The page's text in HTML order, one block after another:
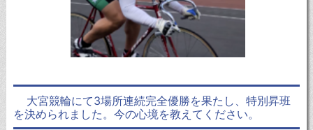
大宮競輪にて3場所連続完全優勝を果たし、特別昇班
を決められました。今の心境を教えてください。